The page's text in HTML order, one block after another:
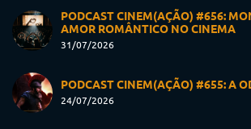
PODCAST CINEM(AÇÃO) #656:
AMOR ROMÂNTICO NO CINEMA
31/07/2026
PODCAST CINEM(AÇÃO) #655: A
24/07/2026